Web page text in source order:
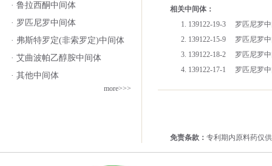
· 鲁拉西酮中间体
· 罗匹尼罗中间体
· 弗斯特罗定(非索罗定)中间体
· 艾曲波帕乙醇胺中间体
· 其他中间体
more>>>
相关中间体：
1. 139122-19-3 罗匹尼罗
2. 139122-15-9 罗匹尼罗
3. 139122-18-2 罗匹尼罗
4. 139122-17-1 罗匹尼罗
免责条款： 专利期内原料药仅